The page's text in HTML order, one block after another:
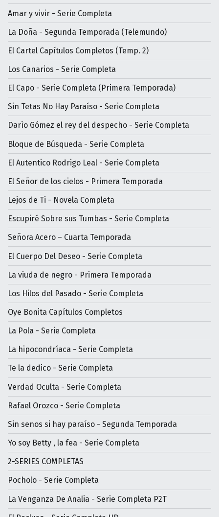
Amar y vivir - Serie Completa
La Doña - Segunda Temporada (Telemundo)
El Cartel Capítulos Completos (Temp. 2)
Los Canarios - Serie Completa
El Capo - Serie Completa (Primera Temporada)
Sin Tetas No Hay Paraíso - Serie Completa
Darìo Gómez el rey del despecho - Serie Completa
Bloque de Búsqueda - Serie Completa
El Autentico Rodrigo Leal - Serie Completa
El Señor de los cielos - Primera Temporada
Lejos de Ti - Novela Completa
Escupiré Sobre sus Tumbas - Serie Completa
Señora Acero – Cuarta Temporada
El Cuerpo Del Deseo - Serie Completa
La viuda de negro - Primera Temporada
Los Hilos del Pasado - Serie Completa
Oye Bonita Capítulos Completos
La Pola - Serie Completa
La hipocondríaca - Serie Completa
Te la dedico - Serie Completa
Verdad Oculta - Serie Completa
Rafael Orozco - Serie Completa
Sin senos si hay paraíso - Segunda Temporada
Yo soy Betty , la fea - Serie Completa
2-SERIES COMPLETAS
Pocholo - Serie Completa
La Venganza De Analia - Serie Completa P2T